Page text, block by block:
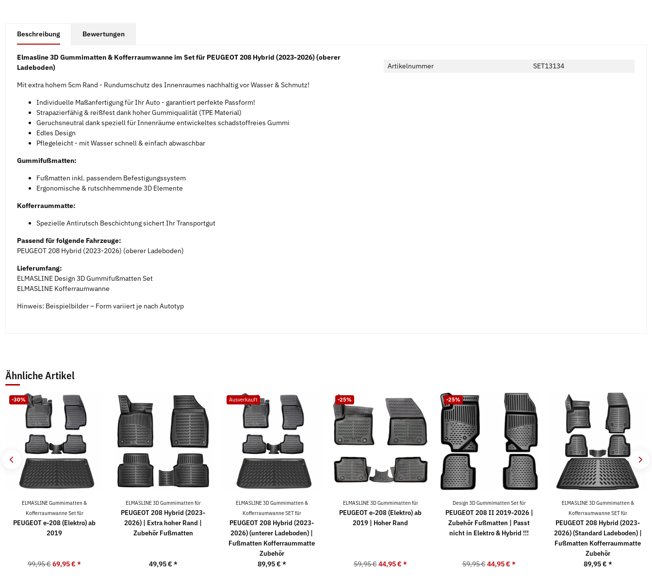
Beschreibung Bewertungen
Elmasline 3D Gummimatten & Kofferraumwanne im Set für PEUGEOT 208 Hybrid (2023-2026) (oberer
Ladeboden)
Mit extra hohem 5cm Rand - Rundumschutz des Innenraumes nachhaltig vor Wasser & Schmutz!
Individuelle Maßanfertigung für Ihr Auto - garantiert perfekte Passform!
Strapazierfähig & reißfest dank hoher Gummiqualität (TPE Material)
Geruchsneutral dank speziell für Innenräume entwickeltes schadstoffreies Gummi
Edles Design
Pflegeleicht - mit Wasser schnell & einfach abwaschbar
Gummifußmatten:
Fußmatten inkl. passendem Befestigungssystem
Ergonomische & rutschhemmende 3D Elemente
Kofferraummatte:
Spezielle Antirutsch Beschichtung sichert Ihr Transportgut
Passend für folgende Fahrzeuge:
PEUGEOT 208 Hybrid (2023-2026) (oberer Ladeboden)
Lieferumfang:
ELMASLINE Design 3D Gummifußmatten Set
ELMASLINE Kofferraumwanne
Hinweis: Beispielbilder – Form variiert je nach Autotyp
Artikelnummer SET13134
Ähnliche Artikel
-30%
ELMASLINE Gummimatten &
Kofferraumwanne Set für
PEUGEOT e-208 (Elektro) ab
2019
99,95 € 69,95 €*
ELMASLINE 3D Gummimatten für
PEUGEOT 208 Hybrid (2023-
2026) | Extra hoher Rand |
Zubehör Fußmatten
49,95 € *
Ausverkauft
ELMASLINE 3D Gummimatten &
Kofferraumwanne SET für
PEUGEOT 208 Hybrid (2023-
2026) (unterer Ladeboden) |
Fußmatten Kofferraummatte
Zubehör
89,95 € *
-25%
ELMASLINE 3D Gummimatten für
PEUGEOT e-208 (Elektro) ab
2019 | Hoher Rand
59,95 € 44,95 €*
-25%
Design 3D Gummimatten Set für
PEUGEOT 208 II 2019-2026 |
Zubehör Fußmatten | Passt
nicht in Elektro & Hybrid !!!
59,95 € 44,95 €*
ELMASLINE 3D Gummimatten &
Kofferraumwanne SET für
PEUGEOT 208 Hybrid (2023-
2026) (Standard Ladeboden) |
Fußmatten Kofferraummatte
Zubehör
89,95 € *